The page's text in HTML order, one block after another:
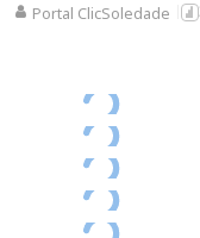
Portal ClicSoledade